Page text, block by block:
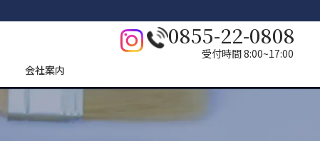
会社案内
0855-22-0808
受付時間 8:00~17:00